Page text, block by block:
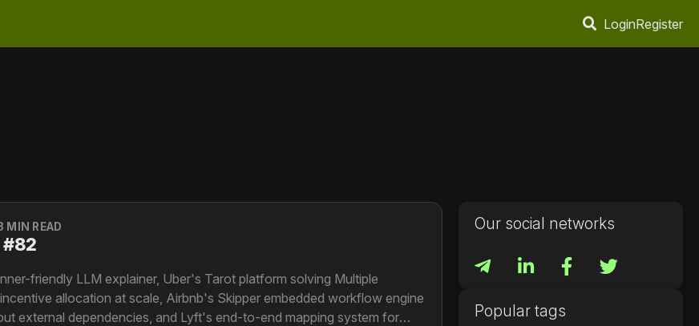
LoginRegister
MIN READ
#82
friendly LLM explainer, Uber's Tarot platform solving Multiple
allocation at scale, Airbnb's Skipper embedded workflow engine
external dependencies, and Lyft's end-to-end mapping system for
Our social networks
Popular tags